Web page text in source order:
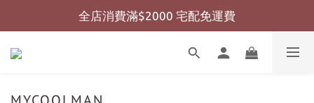
全店消費滿$999 超商免運費
全店消費滿$2000 宅配免運費
全店消費滿$999 超商免運費